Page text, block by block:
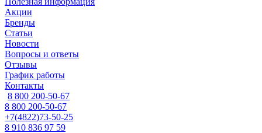
Акции
Бренды
Статьи
Новости
Вопросы и ответы
Отзывы
График работы
Контакты
8 800 200-50-67
8 800 200-50-67
+7(4822)73-50-25
8 910 836 97 59